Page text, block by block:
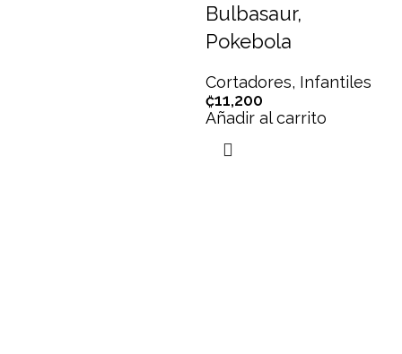
Bulbasaur,
Pokebola
Cortadores, Infantiles
₡11,200
Añadir al carrito